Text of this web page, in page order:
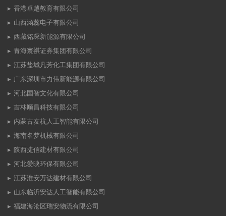
香港卓越教育有限公司
山西涵蕊电子有限公司
西藏铭琛新能源有限公司
青海寰祺证券集团有限公司
江苏盐城凡芳化工集团有限公司
广东深圳市力伟新能源有限公司
河北国智文化有限公司
吉林顺昌科技有限公司
内蒙古友杭人工智能有限公司
海南名梦机械有限公司
陕西捷信建材有限公司
河北爱映环保有限公司
江苏淮安万达建材有限公司
山东临沂安达人工智能有限公司
福建海沧区瑞安物流有限公司